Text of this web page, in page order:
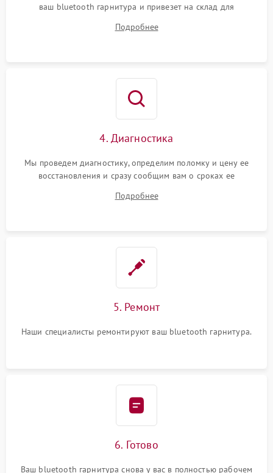
ваш bluetooth гарнитура и привезет на склад для
Подробнее
4. Диагностика
Мы проведем диагностику, определим поломку и цену ее
восстановления и сразу сообщим вам о сроках ее
Подробнее
5. Ремонт
Наши специалисты ремонтируют ваш bluetooth гарнитура.
6. Готово
Ваш bluetooth гарнитура снова у вас в полностью рабочем